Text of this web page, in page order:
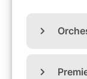
une
sonates